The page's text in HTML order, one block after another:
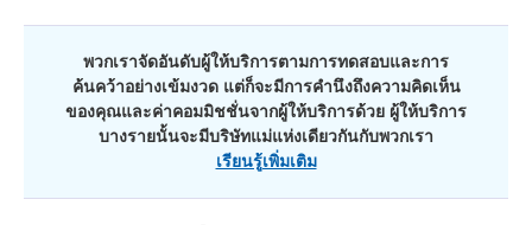
พวกเราจัดอันดับผู้ให้บริการตามการทดสอบและการ
ค้นคว้าอย่างเข้มงวด แต่ก็จะมีการคำนึงถึงความคิดเห็น
ของคุณและค่าคอมมิชชั่นจากผู้ให้บริการด้วย ผู้ให้บริการ
บางรายนั้นจะมีบริษัทแม่แห่งเดียวกันกับพวกเรา
เรียนรู้เพิ่มเติม